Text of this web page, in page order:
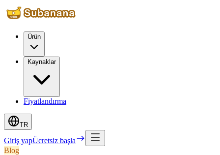
Ürün
Kaynaklar
Fiyatlandırma
TR
Giriş yapÜcretsiz başla
Blog